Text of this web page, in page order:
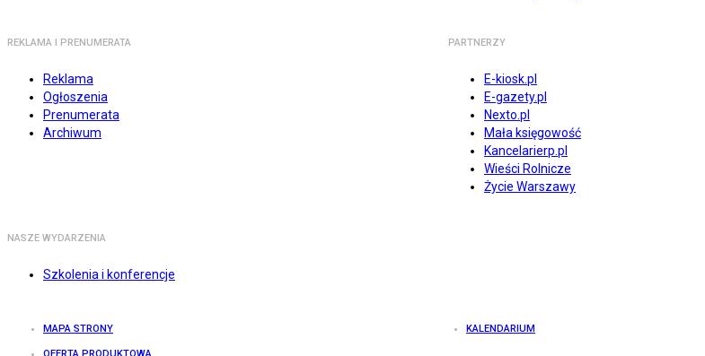
REKLAMA I PRENUMERATA
Reklama
Ogłoszenia
Prenumerata
Archiwum
PARTNERZY
E-kiosk.pl
E-gazety.pl
Nexto.pl
Mała księgowość
Kancelarierp.pl
Wieści Rolnicze
Życie Warszawy
NASZE WYDARZENIA
Szkolenia i konferencje
MAPA STRONY KALENDARIUM